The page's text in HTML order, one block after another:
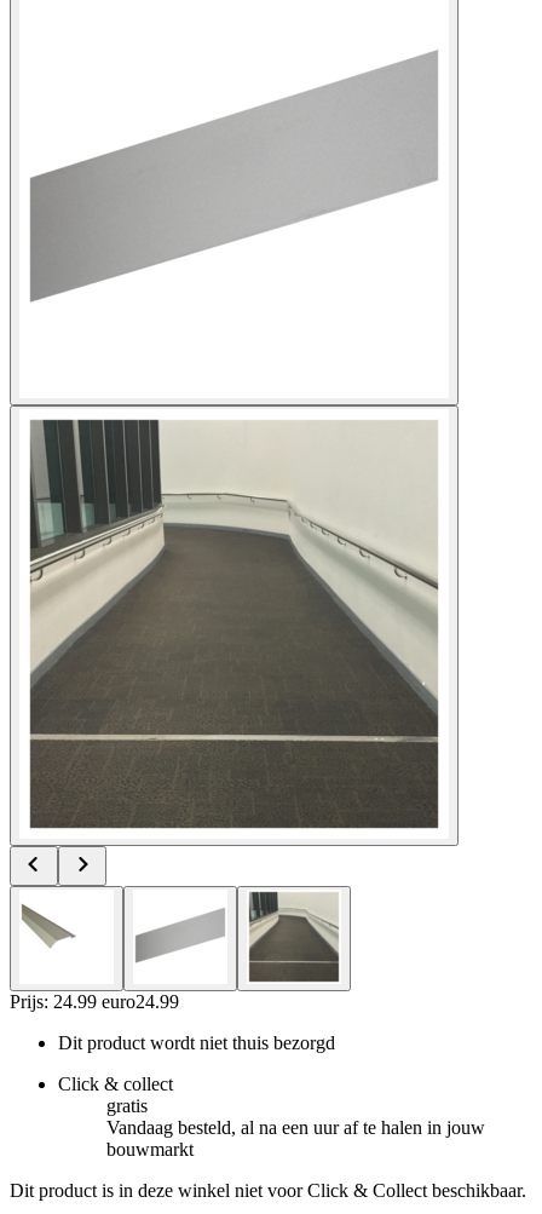
Prijs: 24.99 euro24.99
Dit product wordt niet thuis bezorgd
Click & collect
gratis
Vandaag besteld, al na een uur af te halen in jouw
bouwmarkt
Dit product is in deze winkel niet voor Click & Collect beschikbaar.